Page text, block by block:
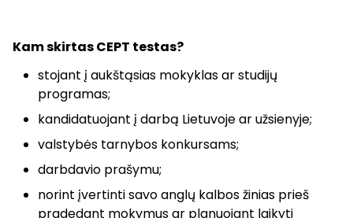
Kam skirtas CEPT testas?
stojant į aukštąsias mokyklas ar studijų
programas;
kandidatuojant į darbą Lietuvoje ar užsienyje;
valstybės tarnybos konkursams;
darbdavio prašymu;
norint įvertinti savo anglų kalbos žinias prieš
pradedant mokymus ar planuojant laikyti